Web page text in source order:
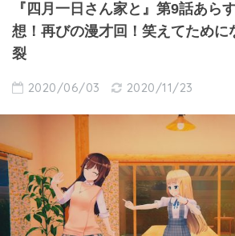
『四月一日さん家と』第9話あら
想！再びの漫才回！笑えてために
裂
2020/06/03 2020/11/23